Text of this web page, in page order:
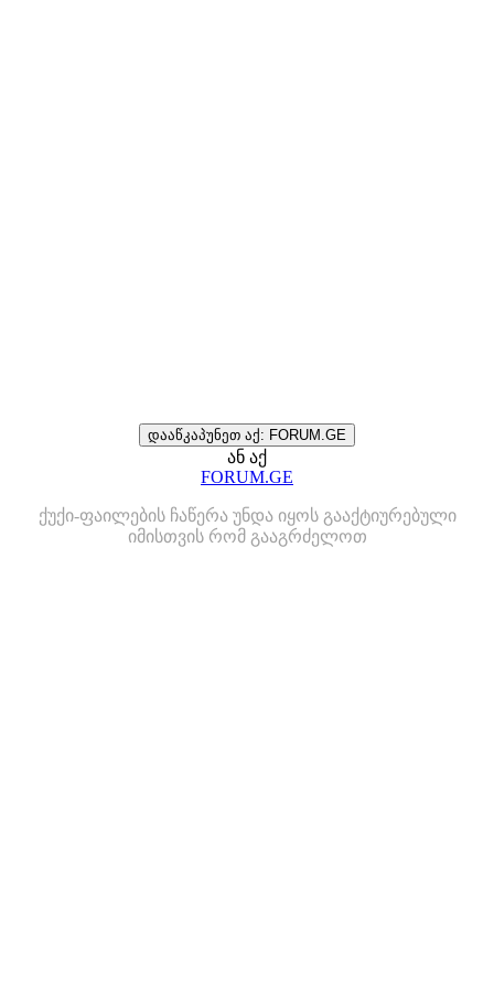
დააწკაპუნეთ აქ: FORUM.GE
ან აქ
FORUM.GE
ქუქი-ფაილების ჩაწერა უნდა იყოს გააქტიურებული
იმისთვის რომ გააგრძელოთ